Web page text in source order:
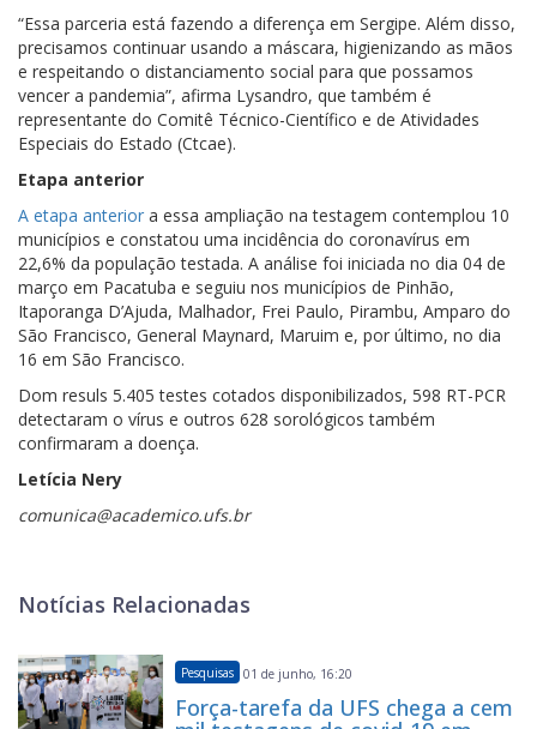
“Essa parceria está fazendo a diferença em Sergipe. Além disso,
precisamos continuar usando a máscara, higienizando as mãos
e respeitando o distanciamento social para que possamos
vencer a pandemia”, afirma Lysandro, que também é
representante do Comitê Técnico-Científico e de Atividades
Especiais do Estado (Ctcae).
Etapa anterior
A etapa anterior a essa ampliação na testagem contemplou 10
municípios e constatou uma incidência do coronavírus em
22,6% da população testada. A análise foi iniciada no dia 04 de
março em Pacatuba e seguiu nos municípios de Pinhão,
Itaporanga D’Ajuda, Malhador, Frei Paulo, Pirambu, Amparo do
São Francisco, General Maynard, Maruim e, por último, no dia
16 em São Francisco.
Dom resuls 5.405 testes cotados disponibilizados, 598 RT-PCR
detectaram o vírus e outros 628 sorológicos também
confirmaram a doença.
Letícia Nery
comunica@academico.ufs.br
Notícias Relacionadas
Pesquisas 01 de junho, 16:20
Força-tarefa da UFS chega a cem